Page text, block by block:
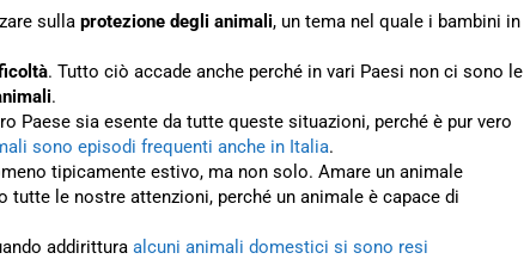
sulla protezione degli animali, un tema nel quale i bambini in
. Tutto ciò accade anche perché in vari Paesi non ci sono le
.
Paese sia esente da tutte queste situazioni, perché è pur vero
sono episodi frequenti anche in Italia.
tipicamente estivo, ma non solo. Amare un animale
tutte le nostre attenzioni, perché un animale è capace di
addirittura alcuni animali domestici si sono resi